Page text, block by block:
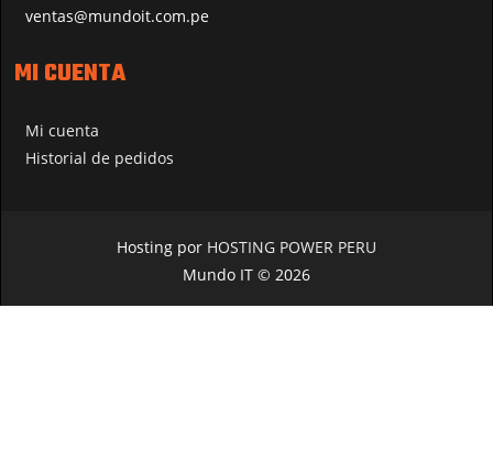
ventas@mundoit.com.pe
MI CUENTA
Mi cuenta
Historial de pedidos
Hosting por HOSTING POWER PERU
Mundo IT © 2026